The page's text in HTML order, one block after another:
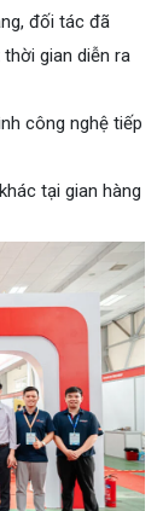
đối tác đã
gian diễn ra
công nghệ tiếp
tại gian hàng